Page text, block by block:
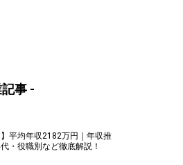
事 -
】平均年収2182万円｜年収推
・役職別など徹底解説！